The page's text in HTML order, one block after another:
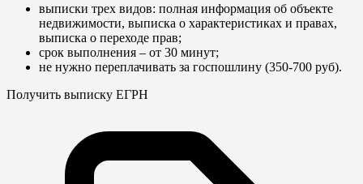
выписки трех видов: полная информация об объекте
недвижимости, выписка о характеристиках и правах,
выписка о переходе прав;
срок выполнения – от 30 минут;
не нужно переплачивать за госпошлину (350-700 руб).
Получить выписку ЕГРН